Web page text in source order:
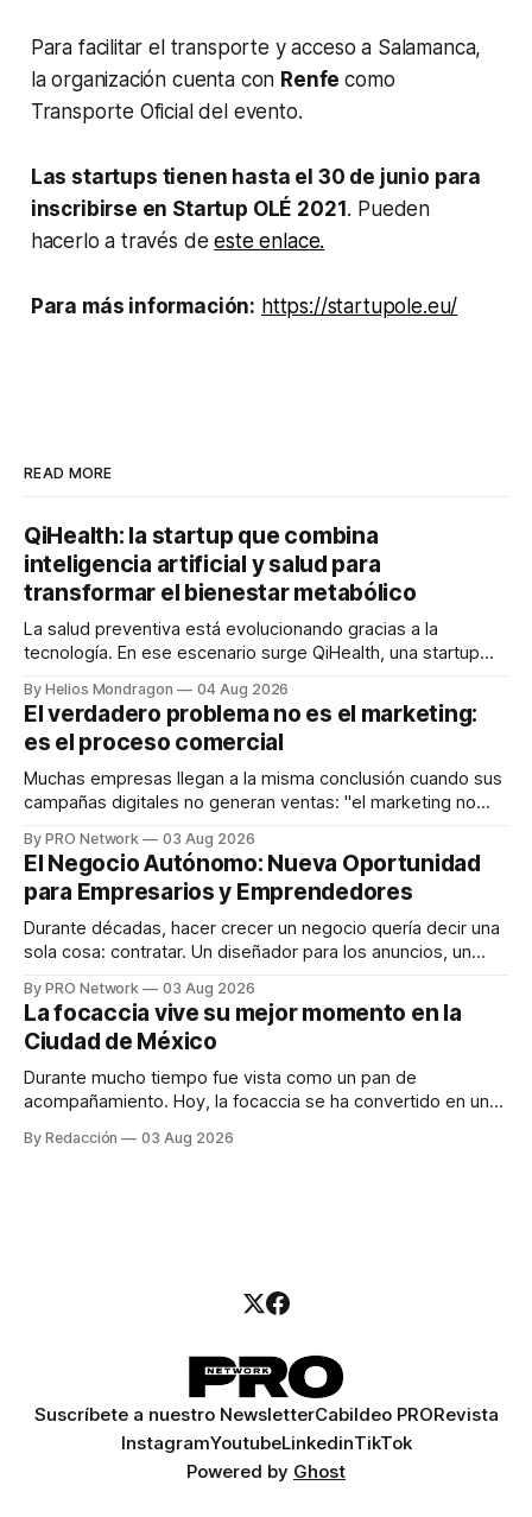
Para facilitar el transporte y acceso a Salamanca,
la organización cuenta con Renfecomo
Transporte Oficial del evento.
Las startups tienen hasta el 30 de junio para
inscribirse en Startup OLÉ 2021. Pueden
hacerlo a través deeste enlace.
Para más información: https://startupole.eu/
READ MORE
QiHealth: la startup que combina
inteligencia artificial y salud para
transformar el bienestar metabólico
La salud preventiva está evolucionando gracias a la
tecnología. En ese escenario surge QiHealth, una startup
dispositivos inteligentes, inteligencia artificial y monitoreo
en tiempo real para ayudar a las personas a tomar mejores
decisiones sobre su salud metabólica. Su propuesta busca
responder
By Helios Mondragon 04 Aug 2026
El verdadero problema no es el marketing:
es el proceso comercial
Muchas empresas llegan a la misma conclusión cuando sus
campañas digitales no generan ventas: "el marketing no
INTERIUS, el problema suele estar en otro lugar. Durante
una entrevista para el podcast SER PRO, el especialista en
marketing digital explicó que
By PRO Network 03 Aug 2026
El Negocio Autónomo: Nueva Oportunidad
para Empresarios y Emprendedores
Durante décadas, hacer crecer un negocio quería decir una
sola cosa: contratar. Un diseñador para los anuncios, un
para los textos, alguien que supiera de publicidad digital
para encontrar prospectos, un vendedor para atender
llamadas y mensajes, y —con suerte— una persona
By PRO Network 03 Aug 2026
La focaccia vive su mejor momento en la
Ciudad de México
Durante mucho tiempo fue vista como un pan de
acompañamiento. Hoy, la focaccia se ha convertido en uno
artesanal, ingredientes de calidad y experiencias que
By Redacción 03 Aug 2026
Suscríbete a nuestro NewsletterCabildeo PRORevista
InstagramYoutubeLinkedinTikTok
Powered by Ghost